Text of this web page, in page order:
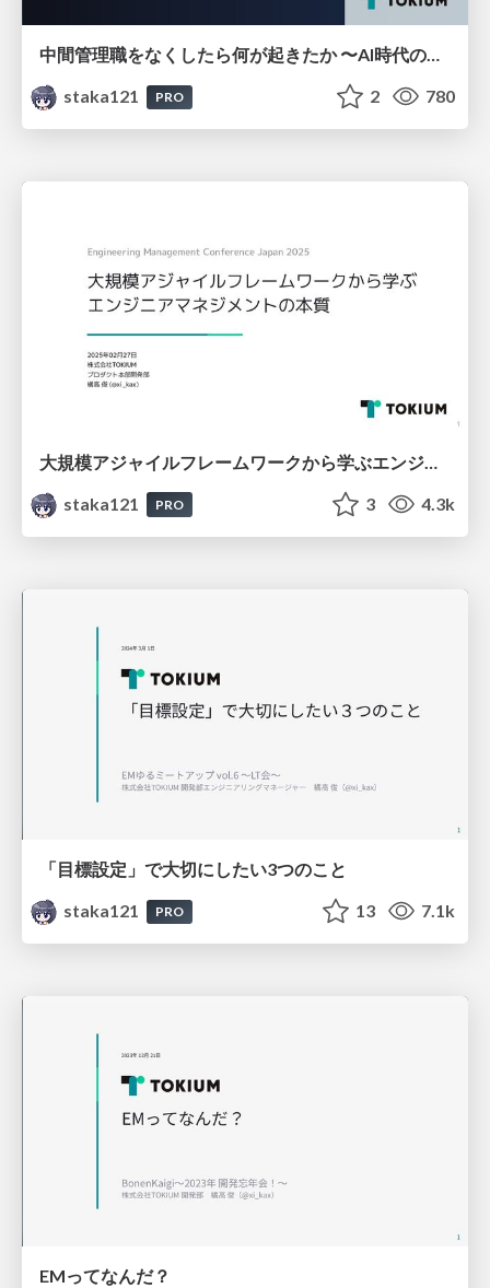
中間管理職をなくしたら何が起きたか 〜AI時代の組織変革と３つの失敗〜
staka121
PRO 2 780
staka121
PRO 3 4.3k
「目標設定」で大切にしたい3つのこと
staka121
PRO 13 7.1k
EMってなんだ？